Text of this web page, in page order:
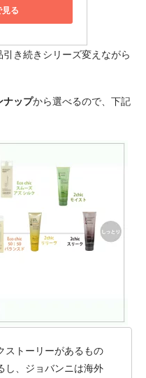
る
き続きシリーズ変えながら
ナップから選べるので、下記
ストーリーがあるもの
し、ジョバンニは海外